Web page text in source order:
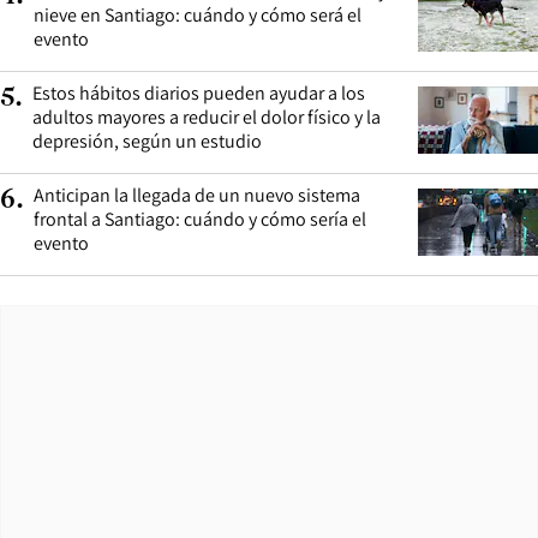
nieve en Santiago: cuándo y cómo será el
evento
5. Estos hábitos diarios pueden ayudar a los
adultos mayores a reducir el dolor físico y la
depresión, según un estudio
6. Anticipan la llegada de un nuevo sistema
frontal a Santiago: cuándo y cómo sería el
evento